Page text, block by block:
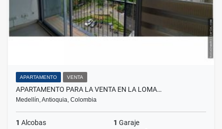
APARTAMENTO VENTA
APARTAMENTO PARA LA VENTA EN LA LOMA…
Medellín, Antioquia, Colombia
1 Alcobas 1 Garaje